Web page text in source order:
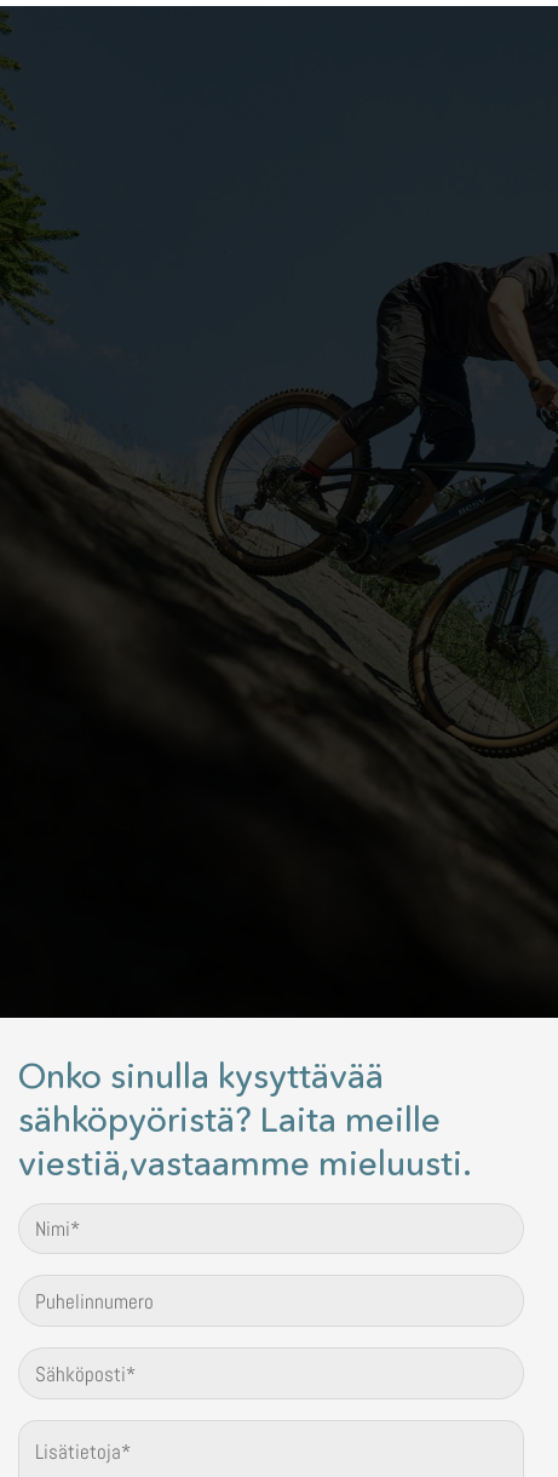
Onko sinulla kysyttävää
sähköpyöristä? Laita meille
viestiä,vastaamme mieluusti.